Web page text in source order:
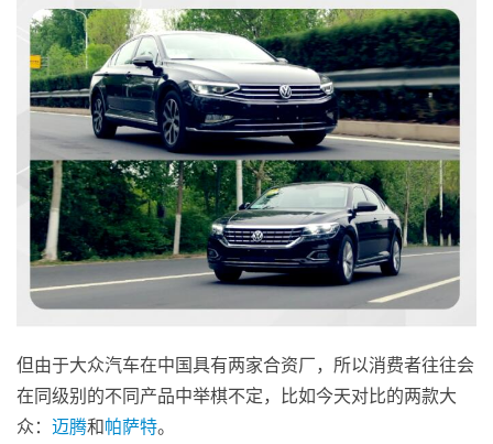
但由于大众汽车在中国具有两家合资厂，所以消费者往往会
在同级别的不同产品中举棋不定，比如今天对比的两款大
众： 迈腾和帕萨特。